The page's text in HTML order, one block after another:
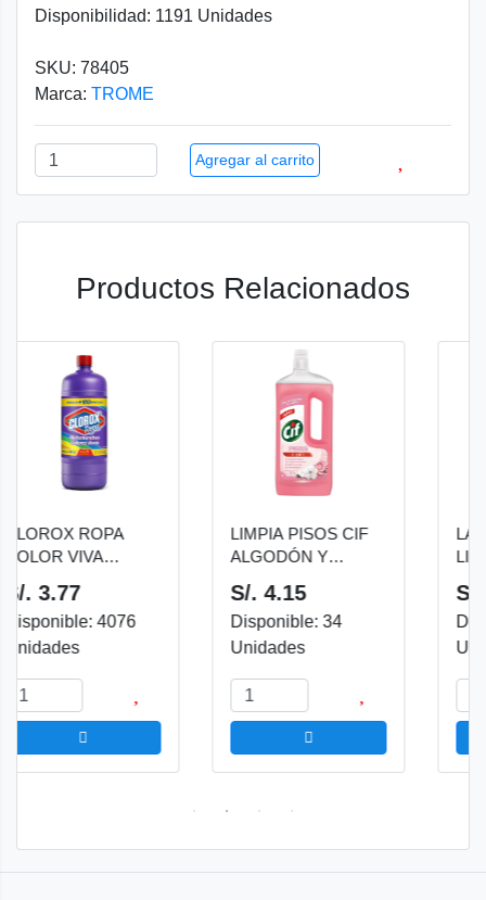
Disponibilidad: 1191 Unidades
SKU: 78405
Marca: TROME
Agregar al carrito
Productos Relacionados
ROPA
VIVA
4076
LIMPIA PISOS CIF
ALGODÓN Y
S/. 4.15
Disponible: 34
Unidades
LIMÓN
S/.
Unidades